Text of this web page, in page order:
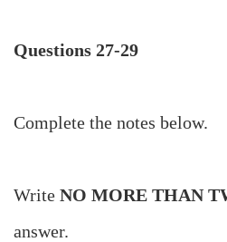
Questions 27-29
Complete the notes below.
Write NO MORE THAN
answer.